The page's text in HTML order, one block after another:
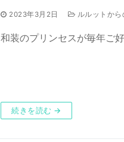
2023年3月2日 ルルットか
和装のプリンセスが毎年ご
続きを読む →